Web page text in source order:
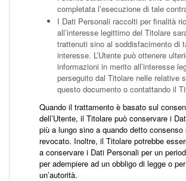
completata l’esecuzione di tale
I Dati Personali raccolti per finalità
all’interesse legittimo del Titolare
trattenuti sino al soddisfacimento di
interesse. L’Utente può ottenere
informazioni in merito all’interesse
perseguito dal Titolare nelle relative
questo documento o contattando il
Quando il trattamento è basato sul
dell’Utente, il Titolare può conservare i
più a lungo sino a quando detto consenso
revocato. Inoltre, il Titolare potrebbe
a conservare i Dati Personali per un
per adempiere ad un obbligo di legge o
un’autorità.